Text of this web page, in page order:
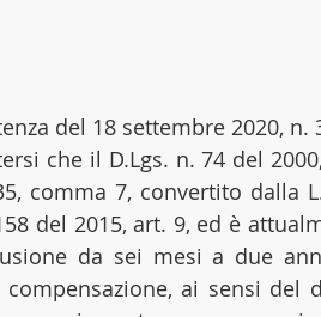
del 18 settembre 2020, n.
che il D.Lgs. n. 74 del
comma 7, convertito dalla
del 2015, art. 9, ed è
da sei mesi a due
ai sensi del